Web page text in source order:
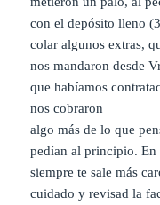
con el depósito lleno
colar algunos extras,
nos mandaron desde
que habíamos
nos cobraron
algo más de lo que
pedían al principio. En
siempre te sale más
cuidado y revisad la